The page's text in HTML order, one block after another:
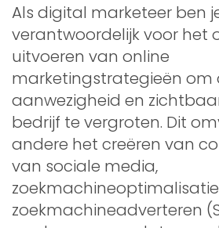
Als digital marketeer ben
verantwoordelijk voor het
uitvoeren van online
marketingstrategieën om
aanwezigheid en
bedrijf te vergroten. Dit
andere het creëren van
van sociale media,
zoekmachineoptimalisatie
zoekmachineadverteren